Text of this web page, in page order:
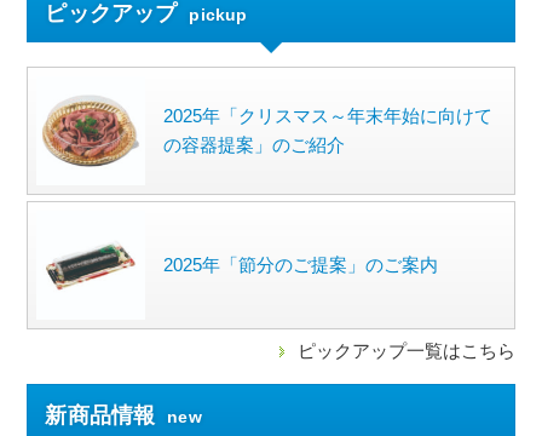
ピックアップ pickup
2025年「クリスマス～年末年始に向けて
の容器提案」のご紹介
2025年「節分のご提案」のご案内
ピックアップ一覧はこちら
新商品情報 new